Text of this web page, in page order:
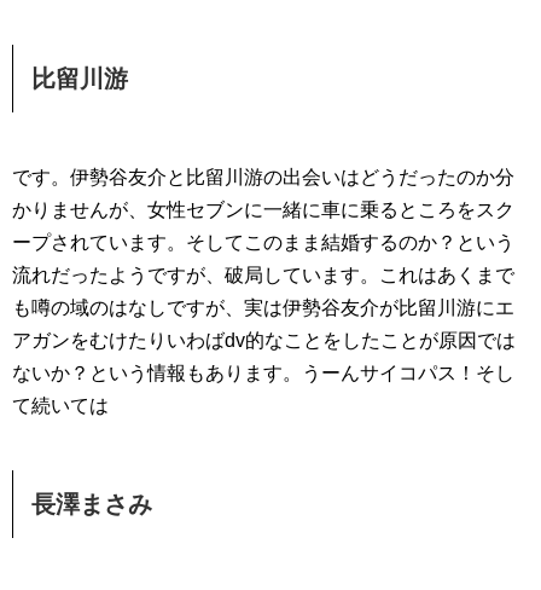
比留川游
です。伊勢谷友介と比留川游の出会いはどうだったのか分
かりませんが、女性セブンに一緒に車に乗るところをスク
ープされています。そしてこのまま結婚するのか？という
流れだったようですが、破局しています。これはあくまで
も噂の域のはなしですが、実は伊勢谷友介が比留川游にエ
アガンをむけたりいわばdv的なことをしたことが原因では
ないか？という情報もあります。うーんサイコパス！そし
て続いては
長澤まさみ